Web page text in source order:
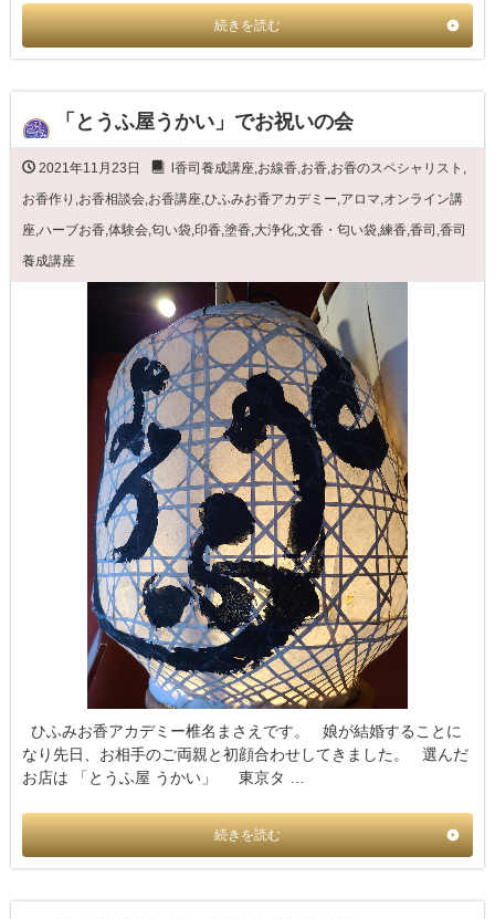
続きを読む
「とうふ屋うかい」でお祝いの会
2021年11月23日 l香司養成講座 お線香 お香 お香のスペシャリスト
お香作り お香相談会 お香講座 ひふみお香アカデミー アロマ オンライン講
座 ハーブお香 体験会 匂い袋 印香 塗香 大浄化 文香・匂い袋 練香 香司 香司
養成講座
ひふみお香アカデミー椎名まさえです。 娘が結婚することに
なり先日、お相手のご両親と初顔合わせしてきました。 選んだ
お店は 「とうふ屋 うかい」 東京タ …
続きを読む